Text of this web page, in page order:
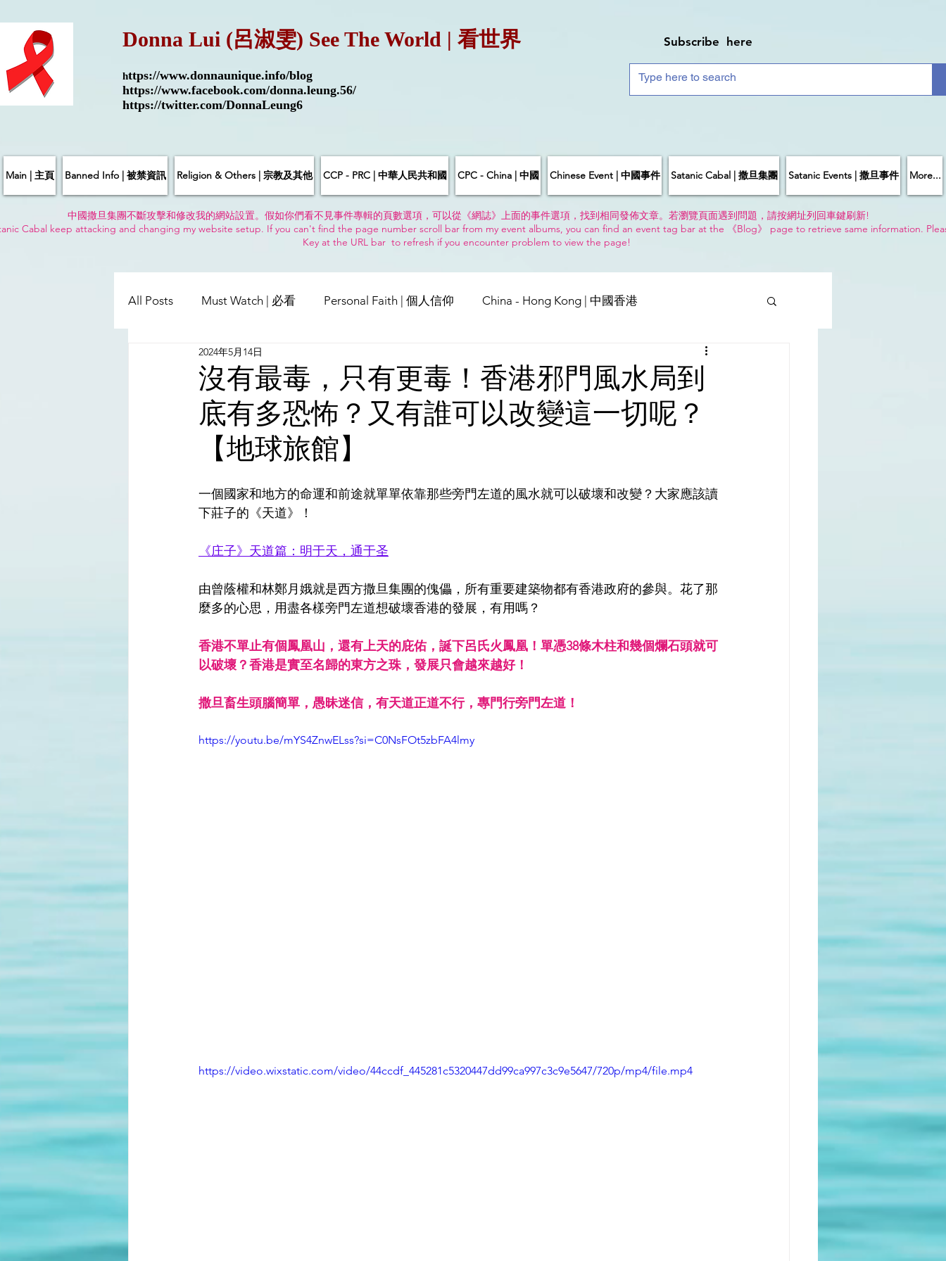
Donna Lui (呂淑雯) See The World | 看世界
https://www.donnaunique.info/blog
https://www.facebook.com/donna.leung.56/
https://twitter.com/DonnaLeung6
Subscribe here
Main | 主頁 Banned Info | 被禁資訊 Religion & Others | 宗教及其他 CCP - PRC | 中華人民共和國 CPC - China | 中國 Chinese Event | 中國事件 Satanic Cabal | 撒旦集團 Satanic Events | 撒旦事件 More...
中國撒旦集團不斷攻擊和修改我的網站設置。假如你們看不見事件專輯的頁數選項，可以從《網誌》上面的事件選項，找到相同發佈文章。若瀏覽頁面遇到問題，請按網址列回車鍵刷新!
Cabal keep attacking and changing my website setup. If you can't find the page number scroll bar from my event albums, you can find an event tag bar at the 《Blog》 page to retrieve same information.
Key at the URL bar to refresh if you encounter problem to view the page!
All Posts Must Watch | 必看 Personal Faith | 個人信仰 China - Hong Kong | 中國香港
China - Taiwan | 中國臺灣
Satanic Cabals | 撒旦集團 USA | 美國 Pandemic & Health | 流行病 & 健康 World | 世界
沒有最毒，只有更毒！香港邪門風水局到
底有多恐怖？又有誰可以改變這一切呢？
【地球旅館】
2024年5月14日
一個國家和地方的命運和前途就單單依靠那些旁門左道的風水就可以破壞和改變？大家應該讀
下莊子的《天道》！
《庄子》天道篇：明于天，通于圣
由曾蔭權和林鄭月娥就是西方撒旦集團的傀儡，所有重要建築物都有香港政府的參與。花了那
麼多的心思，用盡各樣旁門左道想破壞香港的發展，有用嗎？
香港不單止有個鳳凰山，還有上天的庇佑，誕下呂氏火鳳凰！單憑38條木柱和幾個爛石頭就可
以破壞？香港是實至名歸的東方之珠，發展只會越來越好！
撒旦畜生頭腦簡單，愚昧迷信，有天道正道不行，專門行旁門左道！
https://youtu.be/mYS4ZnwELss?si=C0NsFOt5zbFA4lmy
https://video.wixstatic.com/video/44ccdf_445281c5320447dd99ca997c3c9e5647/720p/mp4/file.mp4